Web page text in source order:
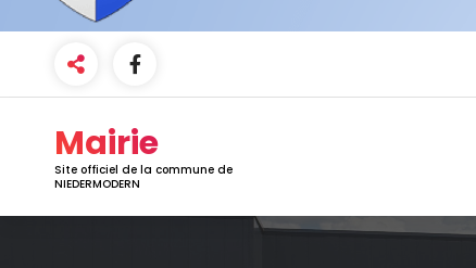
Mairie
Site officiel de la commune de
NIEDERMODERN